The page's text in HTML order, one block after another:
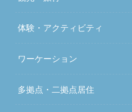
体験・アクティビティ
ワーケーション
多拠点・二拠点居住